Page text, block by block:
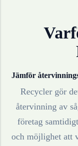
Jämför
Recycler gör
återvinning av
företag
och möjlighet att